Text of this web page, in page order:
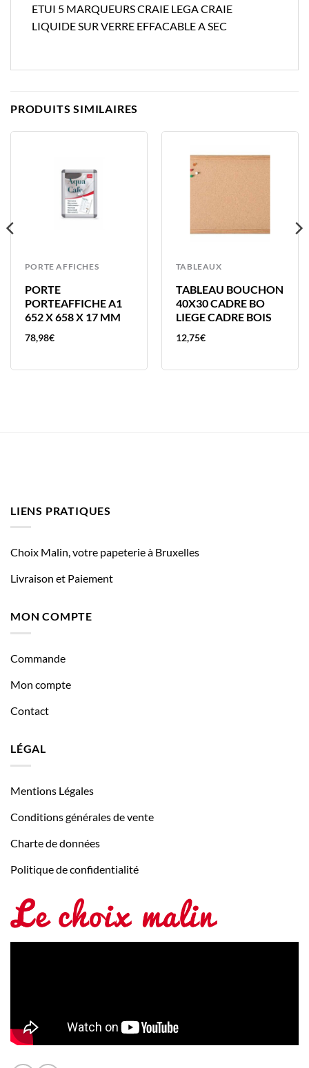
ETUI 5 MARQUEURS CRAIE LEGA CRAIE
LIQUIDE SUR VERRE EFFACABLE A SEC
PRODUITS SIMILAIRES
PORTE AFFICHES
PORTE
PORTEAFFICHE A1
652 X 658 X 17 MM
78,98€
TABLEAUX
TABLEAU BOUCHON
40X30 CADRE BO
LIEGE CADRE BOIS
12,75€
LIENS PRATIQUES
Choix Malin, votre papeterie à Bruxelles
Livraison et Paiement
MON COMPTE
Commande
Mon compte
Contact
LÉGAL
Mentions Légales
Conditions générales de vente
Charte de données
Politique de confidentialité